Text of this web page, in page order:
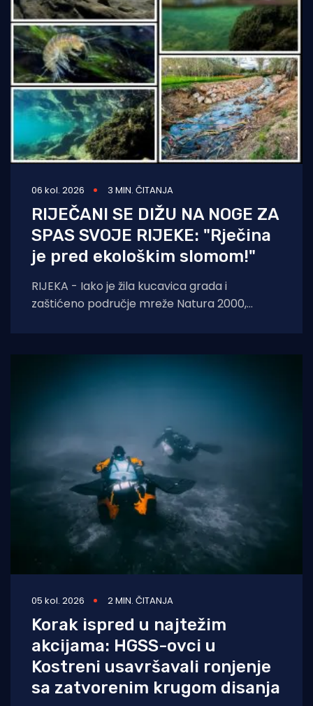
06 kol. 2026 3 MIN. ČITANJA
RIJEČANI SE DIŽU NA NOGE ZA
SPAS SVOJE RIJEKE: "Rječina
je pred ekološkim slomom!"
RIJEKA - Iako je žila kucavica grada i
zaštićeno područje mreže Natura 2000,
05 kol. 2026 2 MIN. ČITANJA
Korak ispred u najtežim
akcijama: HGSS-ovci u
Kostreni usavršavali ronjenje
sa zatvorenim krugom disanja